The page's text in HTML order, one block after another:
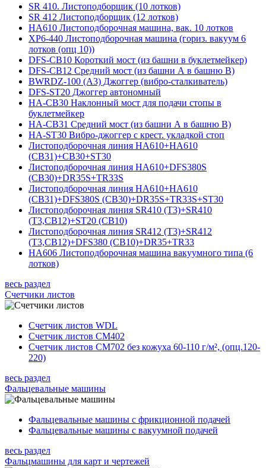
SR 410. Листоподборщик (10 лотков)
SR 412 Листоподборщик (12 лотков)
HA610 Листоподборочная машина, вак. 10 лотков
XP6-440 Листоподборочная машина (гориз. вакуум 6
лотков (опц 10))
DFS-CB10 Короткий мост (из башни в буклетмейкер)
DFS-CB12 Средний мост (из башни А в башню B)
BWRDZ-100 (A3) Джоггер (вибро-сталкиватель)
DFS-ST20 Джоггер автономный
HA-CB30 Наклонный мост для подачи стопы в
буклетмейкер
HA-CB31 Средний мост (из башни А в башню B)
HA-ST30 Вибро-джоггер с крест. укладкой стоп
Листоподборочная линия HA610+HA610
(CB31)+CB30+ST30
Листоподборочная линия HA610+DFS380S
(CB30)+DR35S+TR33S
Листоподборочная линия HA610+HA610
(CB31)+DFS380S (CB30)+DR35S+TR33S+ST30
Листоподборочная линия SR410 (Т3)+SR410
(Т3,CB12)+ST20 (CB10)
Листоподборочная линия SR412 (Т3)+SR412
(Т3,CB12)+DFS380 (CB10)+DR35+TR33
HA606 Листоподборочная машина вакуумного типа (6
лотков)
весь раздел
Счетчики листов
Счетчик листов WDL
Счетчик листов CM402
Счетчик листов CM702 без кожуха 60-110 г/м², (опц.120-
220)
весь раздел
Фальцевальные машины
Фальцевальные машины с фрикционной подачей
Фальцевальные машины с вакуумной подачей
весь раздел
Фальцмашины для карт и чертежей